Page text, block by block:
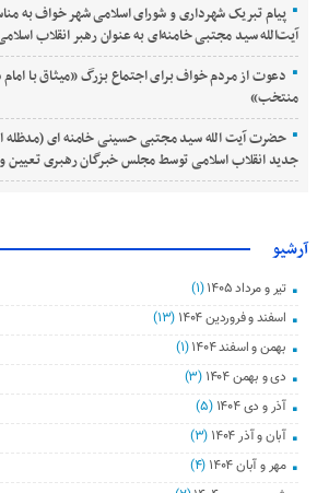
پیام تبریک شهرداری و شورای اسلامی شهر خواف به
آیت‌الله سید مجتبی خامنه‌ای به عنوان رهبر انقلاب
دعوت از مردم خواف برای اجتماع بزرگ «میثاق با
منتخب»
حضرت آیت الله سید مجتبی حسینی خامنه ای (مدظله
جدید انقلاب اسلامی توسط مجلس خبرگان رهبری تعیین
آرشیو
تیر و مرداد ۱۴۰۵
(۱)
اسفند و فروردین ۱۴۰۴
(۱۳)
بهمن و اسفند ۱۴۰۴
(۱)
دی و بهمن ۱۴۰۴
(۳)
آذر و دی ۱۴۰۴
(۵)
آبان و آذر ۱۴۰۴
(۳)
مهر و آبان ۱۴۰۴
(۴)